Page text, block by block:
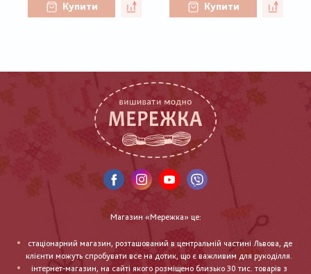
Купити Купити
Магазин «Мережка» це:
стаціонарний магазин, розташований в центральній частині Львова, де
клієнти можуть спробувати все на дотик, що є важливим для рукоділля.
інтернет-магазин, на сайті якого розміщено близько 30 тис. товарів з